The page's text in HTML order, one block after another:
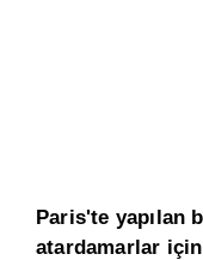
Paris'te yapılan
atardamarlar için